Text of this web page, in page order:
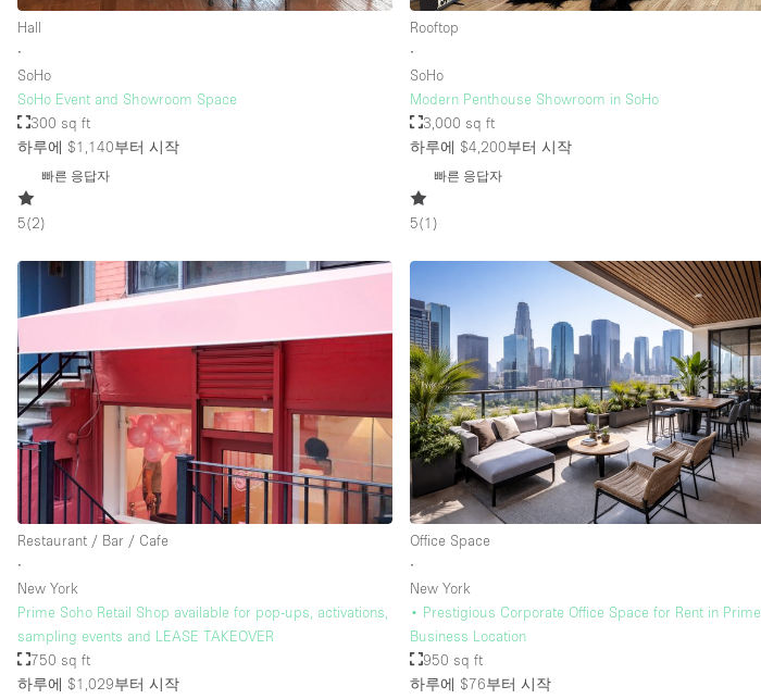
기타
Hall
∙
SoHo
SoHo Event and Showroom Space
300 sq ft
하루에 $1,140부터 시작
빠른 응답자
5(2)
Rooftop
∙
SoHo
Modern Penthouse Showroom in SoHo
3,000 sq ft
하루에 $4,200부터 시작
빠른 응답자
5(1 )
Restaurant / Bar / Cafe
∙
New York
Prime Soho Retail Shop available for pop-ups, activations,
sampling events and LEASE TAKEOVER
750 sq ft
하루에 $1,029부터 시작
Office Space
∙
New York
• Prestigious Corporate Office Space for Rent in Prime
Business Location
950 sq ft
하루에 $76부터 시작